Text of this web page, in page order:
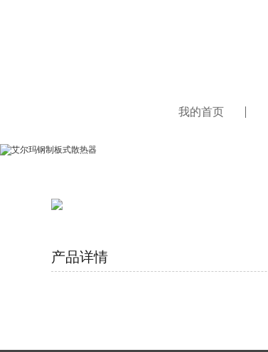
我的首页
产品详情